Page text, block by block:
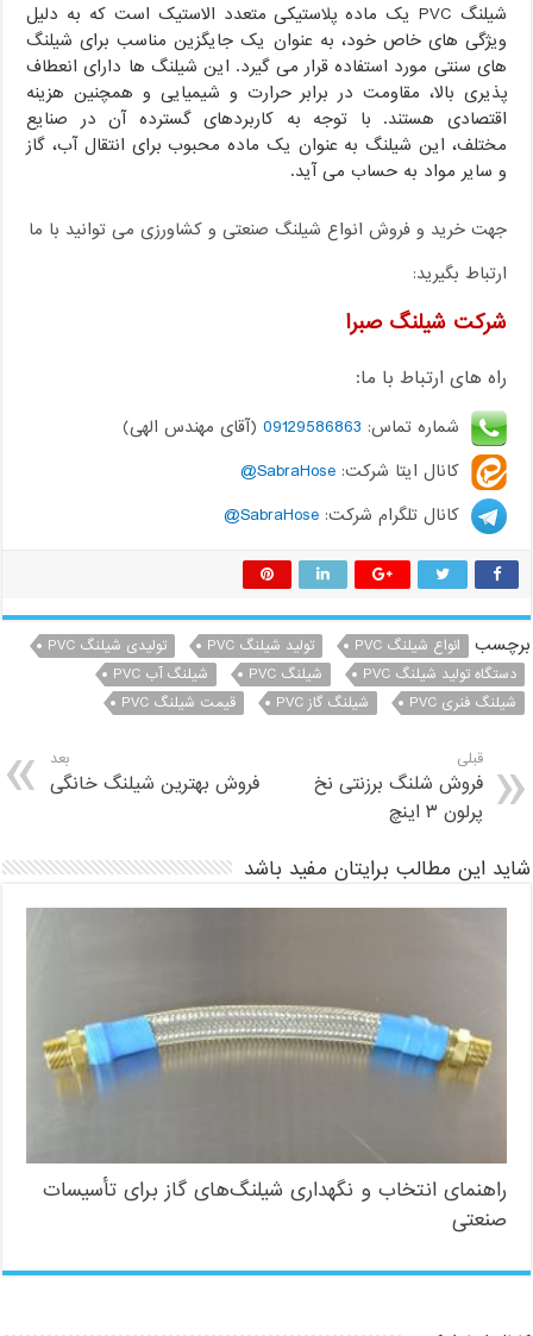
شیلنگ PVC یک ماده پلاستیکی متعدد الاستیک است که به دلیل
ویژگی های خاص خود، به عنوان یک جایگزین مناسب برای شیلنگ
های سنتی مورد استفاده قرار می گیرد. این شیلنگ ها دارای انعطاف
پذیری بالا، مقاومت در برابر حرارت و شیمیایی و همچنین هزینه
اقتصادی هستند. با توجه به کاربردهای گسترده آن در صنایع
مختلف، این شیلنگ به عنوان یک ماده محبوب برای انتقال آب، گاز
و سایر مواد به حساب می آید.
جهت خرید و فروش انواع شیلنگ صنعتی و کشاورزی می توانید با ما
ارتباط بگیرید:
شرکت شیلنگ صبرا
راه های ارتباط با ما:
شماره تماس: 09129586863 (آقای مهندس الهی)
کانال ایتا شرکت:SabraHose@
کانال تلگرام شرکت:SabraHose@
برچسب انواع شیلنگ PVC تولید شیلنگ PVC
تولیدی شیلنگ PVC
دستگاه تولید شیلنگ PVC
شیلنگ PVC
شیلنگ آب PVC
شیلنگ فنری PVC
شیلنگ گاز PVC قیمت شیلنگ PVC
قبلی
فروش شلنگ برزنتی نخ
پرلون ۳ اینچ
بعد
فروش بهترین شیلنگ خانگی
شاید این مطالب برایتان مفید باشد
راهنمای انتخاب و نگهداری شیلنگ‌های گاز برای تأسیسات
صنعتی